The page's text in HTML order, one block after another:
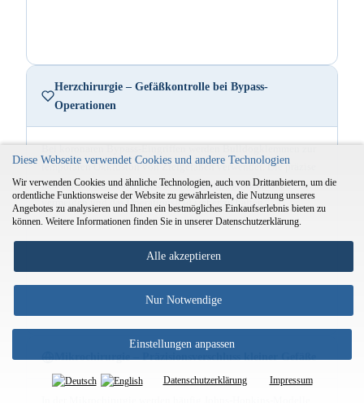
Herzchirurgie – Gefäßkontrolle bei Bypass-
Operationen
temporären Okklusion von Zielgefäßen verwendet. Die präzise
Federkraft hilft dabei, ein unkontrolliertes Abrutschen zu
vermeiden und das Operationsfeld sicher zu halten.
Mikrochirurgie – Präzisionsverschluss kleiner Gefäße
Diese Webseite verwendet Cookies und andere Technologien
Wir verwenden Cookies und ähnliche Technologien, auch von Drittanbietern, um die
ordentliche Funktionsweise der Website zu gewährleisten, die Nutzung unseres
Angebotes zu analysieren und Ihnen ein bestmögliches Einkaufserlebnis bieten zu
können. Weitere Informationen finden Sie in unserer Datenschutzerklärung.
Alle akzeptieren
Nur Notwendige
Einstellungen anpassen
Datenschutzerklärung Impressum